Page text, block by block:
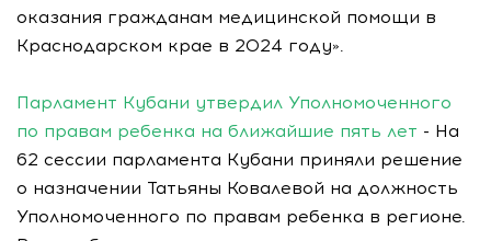
оказания гражданам медицинской помощи в
Краснодарском крае в 2024 году».
Парламент Кубани утвердил Уполномоченного
по правам ребенка на ближайшие пять лет - На
62 сессии парламента Кубани приняли решение
о назначении Татьяны Ковалевой на должность
Уполномоченного по правам ребенка в регионе.